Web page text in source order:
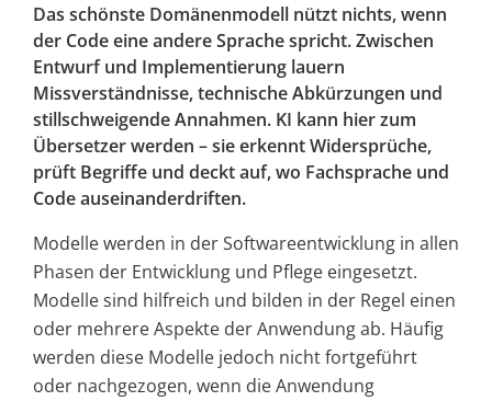
Das schönste Domänenmodell nützt nichts, wenn
der Code eine andere Sprache spricht. Zwischen
Entwurf und Implementierung lauern
Missverständnisse, technische Abkürzungen und
stillschweigende Annahmen. KI kann hier zum
Übersetzer werden – sie erkennt Widersprüche,
prüft Begriffe und deckt auf, wo Fachsprache und
Code auseinanderdriften.
Modelle werden in der Softwareentwicklung in allen
Phasen der Entwicklung und Pflege eingesetzt.
Modelle sind hilfreich und bilden in der Regel einen
oder mehrere Aspekte der Anwendung ab. Häufig
werden diese Modelle jedoch nicht fortgeführt
oder nachgezogen, wenn die Anwendung